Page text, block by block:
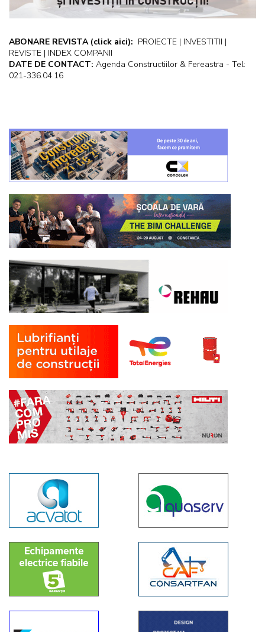
ABONARE REVISTA (click aici): PROIECTE | INVESTITII |
REVISTE | INDEX COMPANII
DATE DE CONTACT: Agenda Constructiilor & Fereastra - Tel:
021-336.04.16